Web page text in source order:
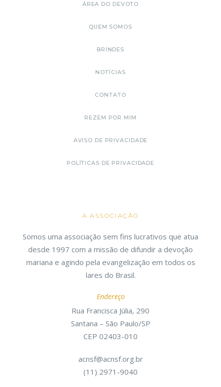
ÁREA DO DEVOTO
QUEM SOMOS
BRINDES
NOTÍCIAS
CONTATO
REZEM POR MIM
AVISO DE PRIVACIDADE
POLÍTICAS DE PRIVACIDADE
A ASSOCIAÇÃO
Somos uma associação sem fins lucrativos que atua
desde 1997 com a missão de difundir a devoção
mariana e agindo pela evangelização em todos os
lares do Brasil.
Endereço
Rua Francisca Júlia, 290
Santana – São Paulo/SP
CEP 02403-010
acnsf@acnsf.org.br
(11) 2971-9040